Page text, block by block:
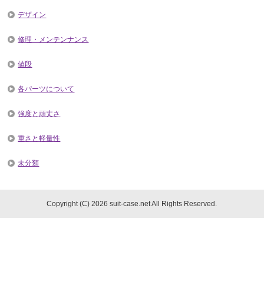
デザイン
修理・メンテンナンス
値段
各パーツについて
強度と頑丈さ
重さと軽量性
未分類
Copyright (C) 2026 suit-case.netAll Rights Reserved.